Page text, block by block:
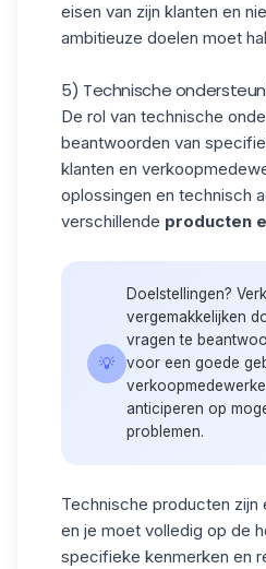
eisen van zijn klanten en
ambitieuze doelen moet
5) Technische
De rol van technische
beantwoorden van
klanten en
oplossingen en technisch
verschillende producten
💡
Doelstellingen?
vergemakkelijken
vragen te
voor een goede
anticiperen op
problemen.
Technische producten
en je moet volledig op de
specifieke kenmerken en